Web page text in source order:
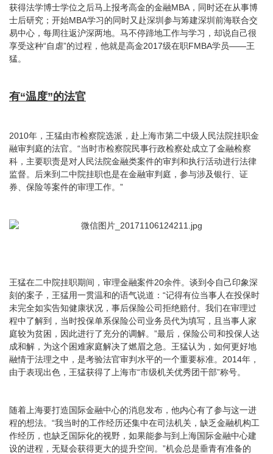
获得法学博士学位之后马上报考高金的金融MBA，同时还在从事博
士后研究；开始MBA学习的同时又赴深圳参与筹建深圳前海联合交
易中心，每周往返沪深两地。马不停蹄地工作与学习，却说自己很
享受这种“自虐”的过程，他就是高金2017级在职FMBA学员——王
猛。
有“温度”的法官
2010年，王猛由市检察院选派，赴上海市第二中级人民法院挂职金
融审判庭的法官。“当时市检察院民事行政检察处成立了金融检察
科，主要职责是对人民法院金融类案件的审判和执行活动进行法律
监督。后来到二中院挂职也是在金融审判庭，参与涉及银行、证
券、保险等案件的审理工作。”
王猛在二中院挂职期间，审理金融案件20余件。谈到令自己印象深
刻的案子，王猛用一贯温和的语气说道：“记得有位当事人在投保时
未完全如实告知健康状况，事后保险公司拒绝赔付。我们在审理过
程中了解到，当时投保单系保险公司业务员代为填写，且当事人家
庭较为贫困，因此进行了充分的调解。”最后，保险公司和投保人达
成和解，为这个困难家庭解决了燃眉之急。王猛认为，如何更好地
融情于法理之中，是考验法官审判水平的一个重要标准。2014年，
由于表现出色，王猛获得了上海市“市级机关优秀团干部”称号。
随着上海要打造国际金融中心的消息发布，他内心有了参与这一进
程的想法。“我当时的工作经历还集中在司法机关，缺乏金融机构工
作经历，也缺乏国际化的视野，如果能参与到上海国际金融中心建
设的进程，无疑会获得更大的提升空间。”机会总是垂青有准备的